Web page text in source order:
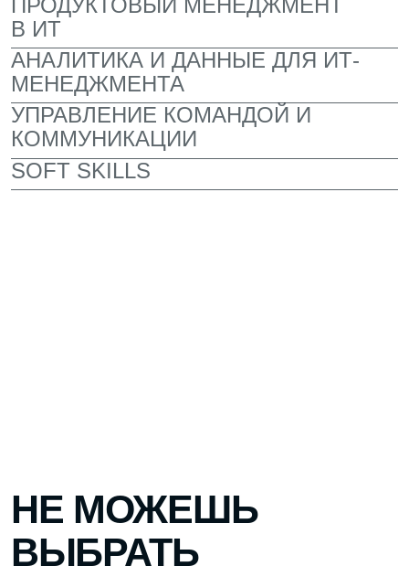
Здесь ты работаешь над реальными
заданиями и чувствуешь себя частью
команды